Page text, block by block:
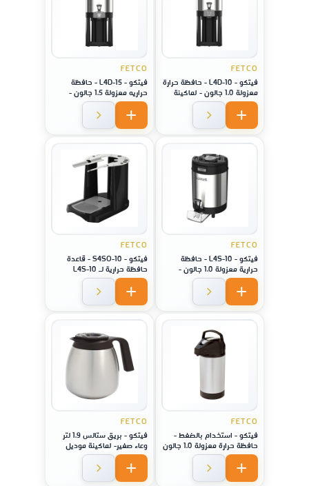
FETCO
فيتكو - L4D-10 - حافظة حرارة
معزولة 1.0 جالون - لماكينة
موديل XTS-2141
FETCO
فيتكو - L4D-15 - حافظة
حراريه معزولة 1.5 جالون -
لماكينة موديل XTS-2151
FETCO
فيتكو - L4S-10 - حافظة
حرارية معزولة 1.0 جالون -
لماكينة موديل XTS-2141 /
2131 / 2111
FETCO
فيتكو - S4SO-10 - قاعدة
حافظة حرارية لـ L4S-10
2111
FETCO
فيتكو - استخدام بالضغط -
حافظة حرارة معزولة 1.0 جالون
FETCO
فيتكو - بريق ستالس 1.9 لتر
وعاء صغير- لماكينة موديل
2121